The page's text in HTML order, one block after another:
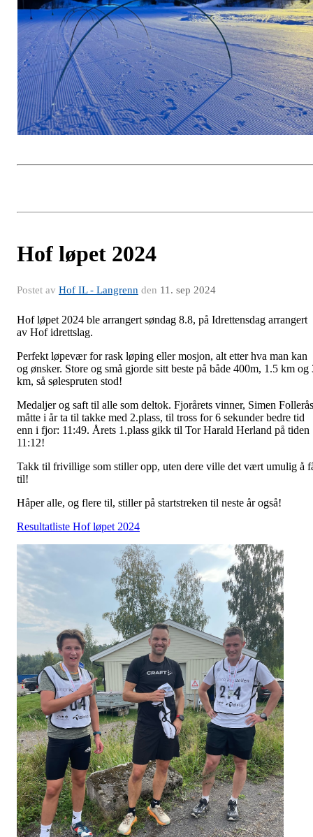
Hof løpet 2024
Postet av Hof IL - Langrenn den 11. sep 2024
Hof løpet 2024 ble arrangert søndag 8.8, på Idrettensdag arrangert
av Hof idrettslag.
Perfekt løpevær for rask løping eller mosjon, alt etter hva man kan
og ønsker. Store og små gjorde sitt beste på både 400m, 1.5 km og
km, så sølespruten stod!
Medaljer og saft til alle som deltok. Fjorårets vinner, Simen
måtte i år ta til takke med 2.plass, til tross for 6 sekunder bedre tid
enn i fjor: 11:49. Årets 1.plass gikk til Tor Harald Herland på tiden
11:12!
Takk til frivillige som stiller opp, uten dere ville det vært umulig å
til!
Håper alle, og flere til, stiller på startstreken til neste år også!
Resultatliste Hof løpet 2024